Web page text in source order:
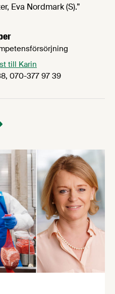
Eva Nordmark (S).”
till Karin
070-377 97 39